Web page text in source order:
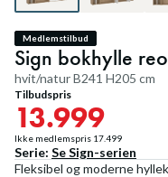
Medlemstilbud
Sign bokhylle
hvit/natur B241 H205 cm
Tilbudspris
13.999
Ikke medlemspris 17.499
Serie: SeSign-serien
Fleksibel og moderne